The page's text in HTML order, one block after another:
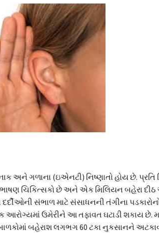
અને ગળાના (ઇએનટી) નિષ્ણાતો હોય છે.
ચિકિત્સકો છે અને એક મિલિયન બહેરા દીઠ
સંભાળ માટે સંસાધનની તંગીના
ઉમેરીને આ તફાવત ઘટાડી શકાય છે.
બાળકોમાં બહેરાશ લગભગ 60 ટકા નુકસાનને